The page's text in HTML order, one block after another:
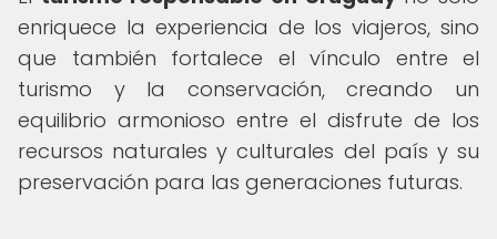
enriquece la experiencia de los viajeros, sino
que también fortalece el vínculo entre el
turismo y la conservación, creando un
equilibrio armonioso entre el disfrute de los
recursos naturales y culturales del país y su
preservación para las generaciones futuras.